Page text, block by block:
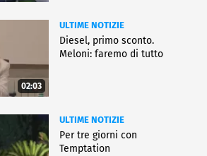
02:03
ULTIME NOTIZIE
Diesel, primo sconto.
Meloni: faremo di tutto
ULTIME NOTIZIE
Per tre giorni con
Temptation